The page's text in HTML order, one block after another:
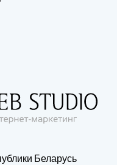
Беларусь